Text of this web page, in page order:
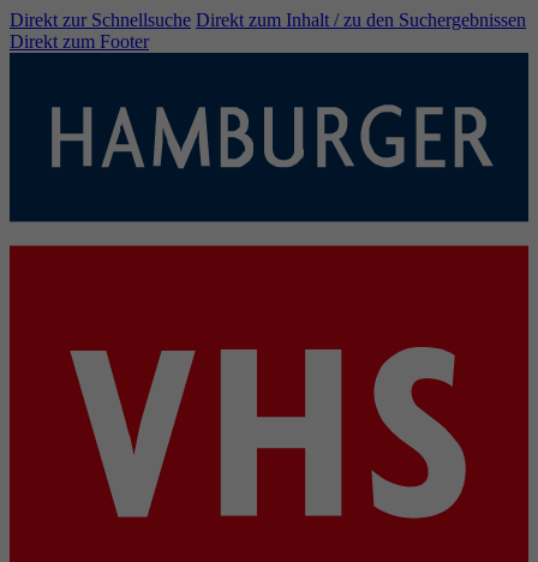
Direkt zur Schnellsuche Direkt zum Inhalt / zu den Suchergebnissen
Direkt zum Footer